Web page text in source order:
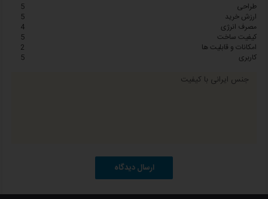
طراحی
5
ارزش خرید
5
مصرف انرژی
4
کیفیت ساخت
5
امکانات و قابلیت ها
2
کاربری
5
جنس ایرانی با کیفیت
ارسال دیدگاه